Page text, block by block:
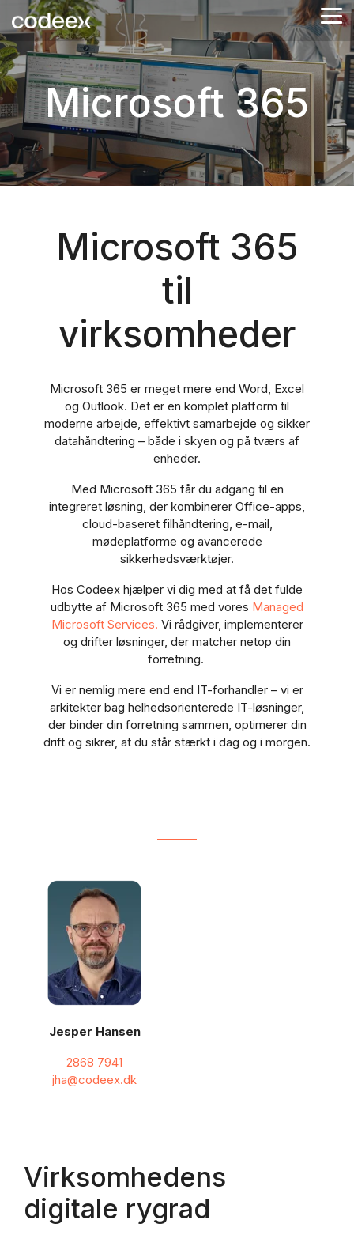
to
the
main
content.
Microsoft 365
Microsoft 365
til
virksomheder
Microsoft 365 er meget mere end Word, Excel
og Outlook. Det er en komplet platform til
moderne arbejde, effektivt samarbejde og sikker
datahåndtering – både i skyen og på tværs af
enheder.
Med Microsoft 365 får du adgang til en
integreret løsning, der kombinerer Office-apps,
cloud-baseret filhåndtering, e-mail,
mødeplatforme og avancerede
sikkerhedsværktøjer.
Hos Codeex hjælper vi dig med at få det fulde
udbytte af Microsoft 365 med vores Managed
Microsoft Services. Vi rådgiver, implementerer
og drifter løsninger, der matcher netop din
forretning.
Vi er nemlig mere end end IT-forhandler – vi er
arkitekter bag helhedsorienterede IT-løsninger,
der binder din forretning sammen, optimerer din
drift og sikrer, at du står stærkt i dag og i morgen.
Jesper Hansen
2868 7941
jha@codeex.dk
Virksomhedens
digitale rygrad